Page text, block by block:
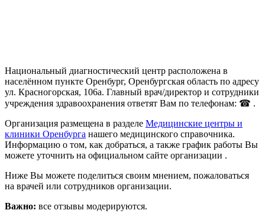
Национальный диагностический центр расположена в
населённом пункте Оренбург, Оренбургская область по адресу
ул. Красногорская, 106а. Главный врач/директор и сотрудники
учреждения здравоохранения ответят Вам по телефонам: ☎ .
Организация размещена в разделе Медицинские центры и
клиники Оренбурга нашего медицинского справочника.
Информацию о том, как добраться, а также график работы Вы
можете уточнить на официальном сайте организации .
Ниже Вы можете поделиться своим мнением, пожаловаться
на врачей или сотрудников организации.
Важно: все отзывы модерируются.